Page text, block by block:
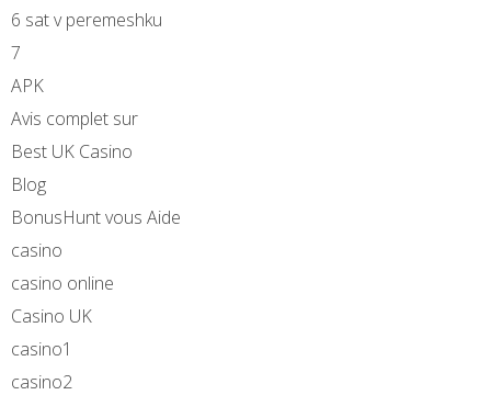
6 sat v peremeshku
7
APK
Avis complet sur
Best UK Casino
Blog
BonusHunt vous Aide
casino
casino online
Casino UK
casino1
casino2